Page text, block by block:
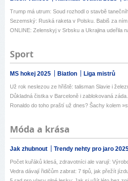
Trump má utrum: Soud rozhodl o stavbě
Sezemský: Ruská raketa v Polsku. Babiš za
ONLINE: Zelenskyj v Srbsku a Ukrajina udeřila
Sport
MS hokej 2025 Biatlon Liga mistrů
Už rok neslezou ze hřiště: talisman Slavie i
Důkladná čistka v Barceloně i zablokovaná
Ronaldo do toho praští už dnes? Šachy kolem
Móda a krása
Jak zhubnout Trendy nehty pro jaro
Počet kuřáků klesá, zdravotníci ale varují:
Vedra dávají řidičům zabrat: 7 tipů, jak přežít